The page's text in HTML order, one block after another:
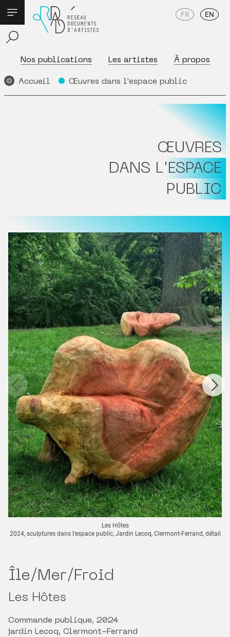
Nos publications Les artistes À propos
FR EN
Accueil Œuvres dans l'espace public
ŒUVRES
DANS L'ESPACE
PUBLIC
Les Hôtes
2024, sculptures dans l’espace public, Jardin Lecoq, Clermont-Ferrand, détail
Île/Mer/Froid
Les Hôtes
Commande publique, 2024
jardin Lecoq, Clermont-Ferrand